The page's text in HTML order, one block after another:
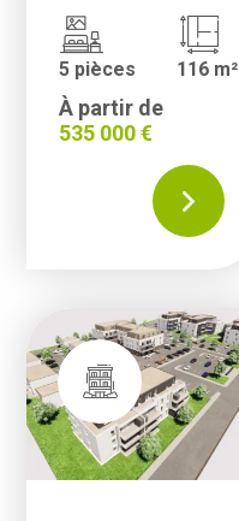
5 pièces 116 m²
À partir de
535 000 €